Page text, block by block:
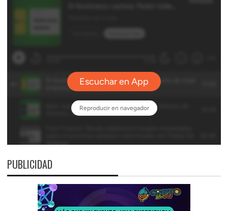
PUBLICIDAD